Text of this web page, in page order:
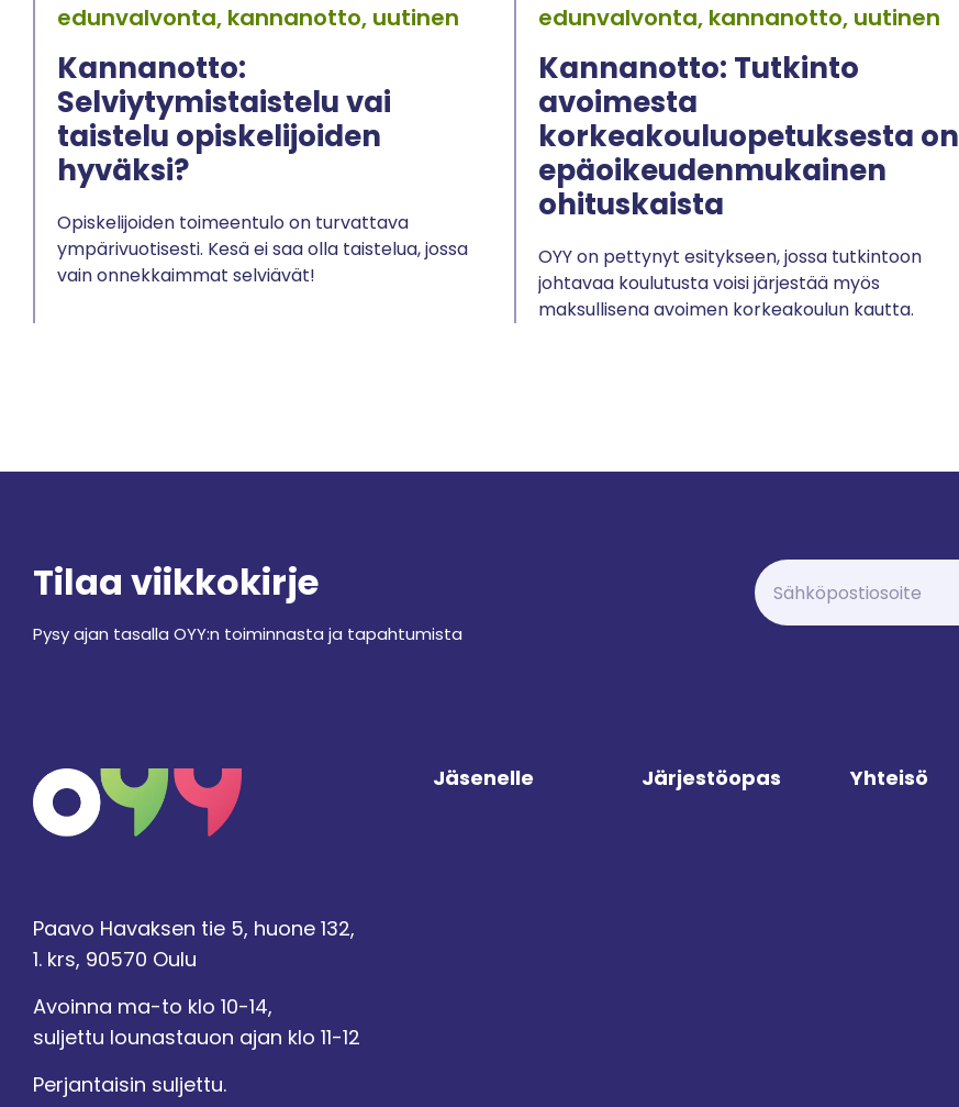
edunvalvonta, kannanotto, uutinen
Kannanotto:
Selviytymistaistelu vai
taistelu opiskelijoiden
hyväksi?
Opiskelijoiden toimeentulo on turvattava
ympärivuotisesti. Kesä ei saa olla taistelua, jossa
vain onnekkaimmat selviävät!
edunvalvonta, kannanotto, uutinen
Kannanotto: Tutkinto
avoimesta
korkeakouluopetuksesta on
epäoikeudenmukainen
ohituskaista
OYY on pettynyt esitykseen, jossa tutkintoon
johtavaa koulutusta voisi järjestää myös
maksullisena avoimen korkeakoulun kautta.
Tilaa viikkokirje
Pysy ajan tasalla OYY:n toiminnasta ja tapahtumista
Jäsenelle Järjestöopas Yhteisö
Paavo Havaksen tie 5, huone 132,
1. krs, 90570 Oulu
Avoinna ma-to klo 10-14,
suljettu lounastauon ajan klo 11-12
Perjantaisin suljettu.